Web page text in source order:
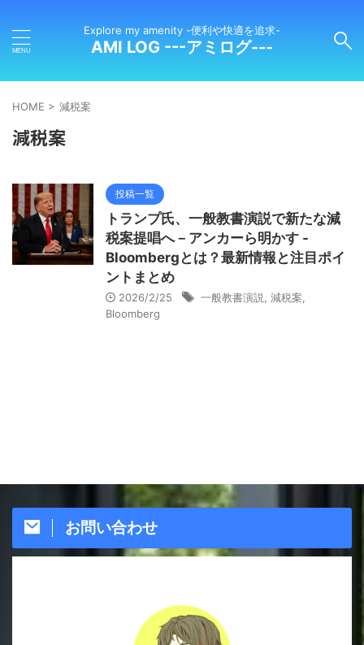
Explore my amenity -便利や快適を追求-
AMI LOG ---アミログ---
HOME > 減税案
減税案
投稿一覧
トランプ氏、一般教書演説で新たな減
税案提唱へ－アンカーら明かす -
Bloombergとは？最新情報と注目ポイ
ントまとめ
2026/2/25 一般教書演説 減税案
Bloomberg
お問い合わせ